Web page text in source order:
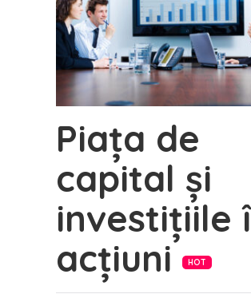
Piața de
capital și
investițiile
acțiuni
HOT